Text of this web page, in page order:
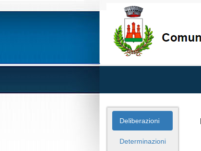
Deliberazioni
Determinazioni